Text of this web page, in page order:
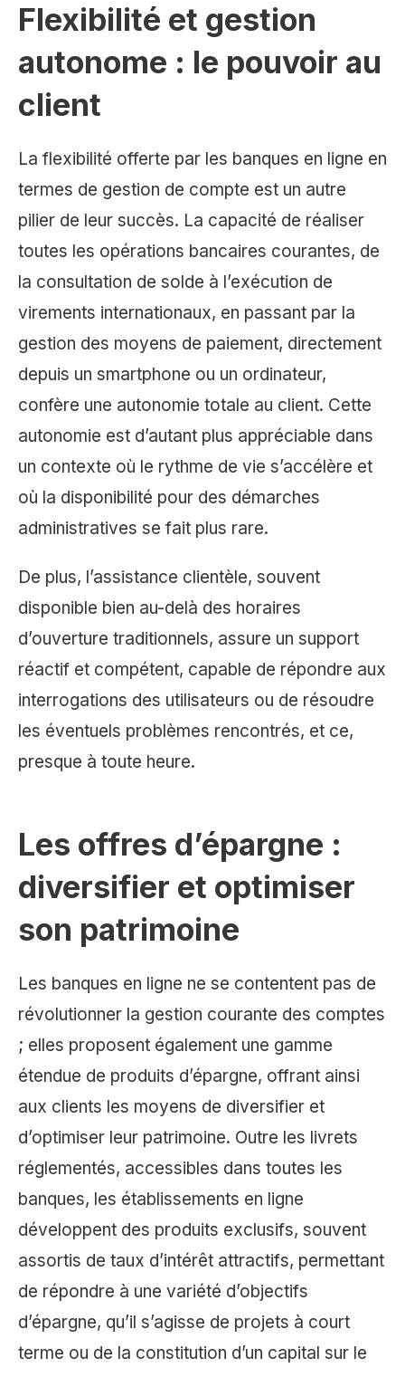
Flexibilité et gestion
autonome : le pouvoir au
client
La flexibilité offerte par les banques en ligne en
termes de gestion de compte est un autre
pilier de leur succès. La capacité de réaliser
toutes les opérations bancaires courantes, de
la consultation de solde à l’exécution de
virements internationaux, en passant par la
gestion des moyens de paiement, directement
depuis un smartphone ou un ordinateur,
confère une autonomie totale au client. Cette
autonomie est d’autant plus appréciable dans
un contexte où le rythme de vie s’accélère et
où la disponibilité pour des démarches
administratives se fait plus rare.
De plus, l’assistance clientèle, souvent
disponible bien au-delà des horaires
d’ouverture traditionnels, assure un support
réactif et compétent, capable de répondre aux
interrogations des utilisateurs ou de résoudre
les éventuels problèmes rencontrés, et ce,
presque à toute heure.
Les offres d’épargne :
diversifier et optimiser
son patrimoine
Les banques en ligne ne se contentent pas de
révolutionner la gestion courante des comptes
; elles proposent également une gamme
étendue de produits d’épargne, offrant ainsi
aux clients les moyens de diversifier et
d’optimiser leur patrimoine. Outre les livrets
réglementés, accessibles dans toutes les
banques, les établissements en ligne
développent des produits exclusifs, souvent
assortis de taux d’intérêt attractifs, permettant
de répondre à une variété d’objectifs
d’épargne, qu’il s’agisse de projets à court
terme ou de la constitution d’un capital sur le